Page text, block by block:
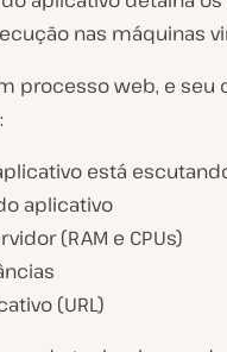
nas máquinas
processo web, e seu
está
aplicativo
(RAM e CPUs)
(URL)